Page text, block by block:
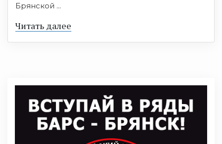
Брянской ...
Читать далее